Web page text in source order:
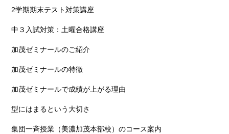
2学期期末テスト対策講座
中３入試対策：土曜合格講座
加茂ゼミナールのご紹介
加茂ゼミナールの特徴
加茂ゼミナールで成績が上がる理由
型にはまるという大切さ
集団一斉授業（美濃加茂本部校）のコース案内